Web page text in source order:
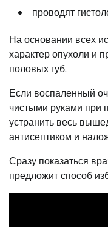
проводят
На основании всех
характер опухоли и
половых губ.
Если воспаленный
чистыми руками при
устранить весь
антисептиком и
Сразу показаться
предложит способ